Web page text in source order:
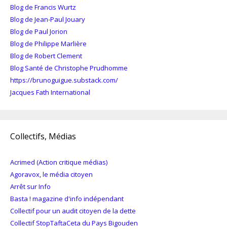
Blog de Francis Wurtz
Blog de Jean-Paul Jouary
Blog de Paul Jorion
Blog de Philippe Marlière
Blog de Robert Clement
Blog Santé de Christophe Prudhomme
https://brunoguigue.substack.com/
Jacques Fath International
Collectifs, Médias
Acrimed (Action critique médias)
Agoravox, le média citoyen
Arrêt sur Info
Basta ! magazine d'info indépendant
Collectif pour un audit citoyen de la dette
Collectif StopTaftaCeta du Pays Bigouden